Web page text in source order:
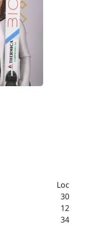
Loc
30
12
34